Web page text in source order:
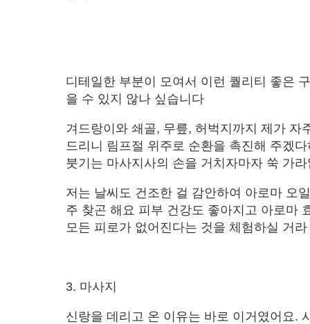
디테일한 부분이 모여서 이런 퀄리티 좋은
을 수 있지 않나 싶습니다
겨드랑이와 쇄골, 무릎, 허벅지까지 제가 자
드리니 림프절 위주로 순환을 촉진해 주겠
붓기는 마사지사의 손을 거치자마자 쑥 가
저는 날씨도 건조한 걸 감안하여 아로마 오
주 찾곤 해요 피부 건강도 좋아지고 아로마
모든 피로가 없어진다는 것을 체험하실 거
3. 마사지
신랑을 데리고 온 이유는 바로 이거였어요.